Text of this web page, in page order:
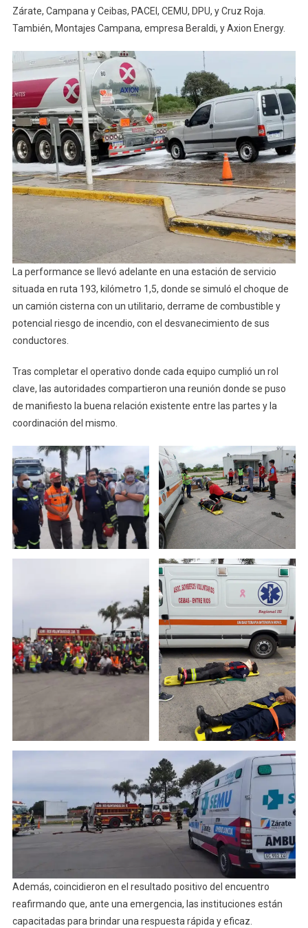
Zárate, Campana y Ceibas, PACEI, CEMU, DPU, y Cruz Roja.
También, Montajes Campana, empresa Beraldi, y Axion Energy.
La performance se llevó adelante en una estación de servicio
situada en ruta 193, kilómetro 1,5, donde se simuló el choque de
un camión cisterna con un utilitario, derrame de combustible y
potencial riesgo de incendio, con el desvanecimiento de sus
conductores.
Tras completar el operativo donde cada equipo cumplió un rol
clave, las autoridades compartieron una reunión donde se puso
de manifiesto la buena relación existente entre las partes y la
coordinación del mismo.
Además, coincidieron en el resultado positivo del encuentro
reafirmando que, ante una emergencia, las instituciones están
capacitadas para brindar una respuesta rápida y eficaz.